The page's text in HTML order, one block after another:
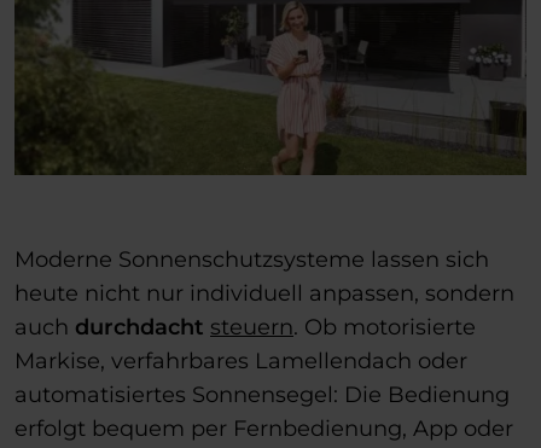
Moderne Sonnenschutzsysteme lassen sich
heute nicht nur individuell anpassen, sondern
auch durchdacht steuern. Ob motorisierte
Markise, verfahrbares Lamellendach oder
automatisiertes Sonnensegel: Die Bedienung
erfolgt bequem per Fernbedienung, App oder